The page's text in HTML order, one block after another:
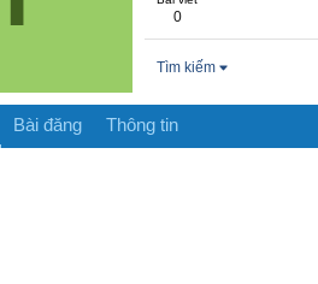
0
Tìm kiếm
Bài đăng Thông tin